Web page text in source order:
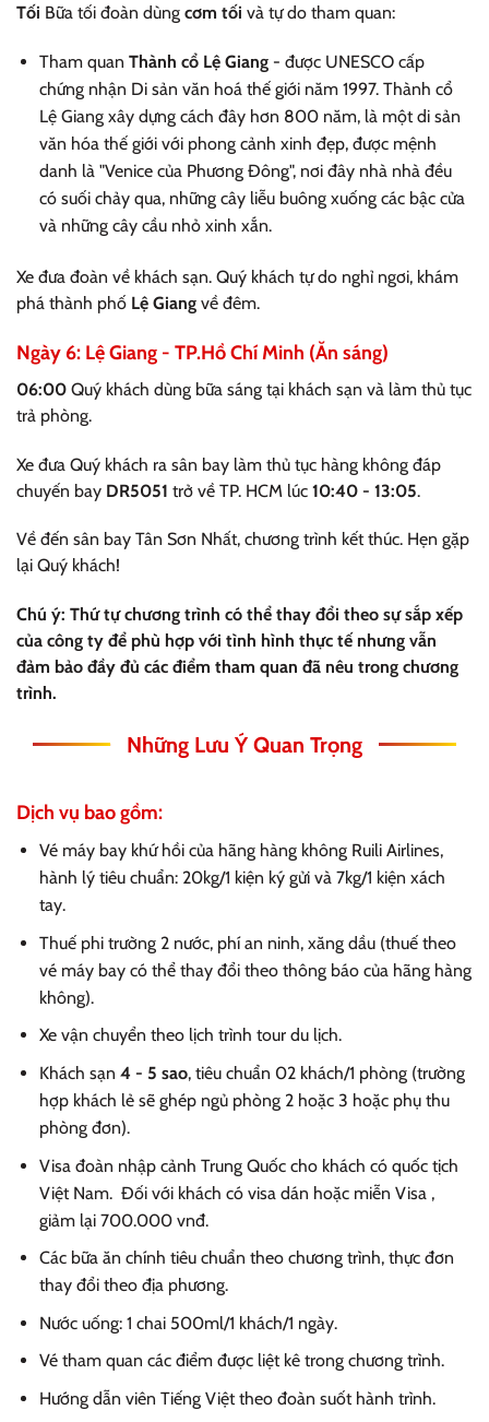
Tối Bữa tối đoàn dùng cơm tối và tự do tham quan:
Tham quan Thành cổ Lệ Giang- được UNESCO cấp
chứng nhận Di sản văn hoá thế giới năm 1997. Thành cổ
Lệ Giang xây dựng cách đây hơn 800 năm, là một di sản
văn hóa thế giới với phong cảnh xinh đẹp, được mệnh
danh là "Venice của Phương Đông", nơi đây nhà nhà đều
có suối chảy qua, những cây liễu buông xuống các bậc cửa
và những cây cầu nhỏ xinh xắn.
Xe đưa đoàn về khách sạn. Quý khách tự do nghỉ ngơi, khám
phá thành phố Lệ Giang về đêm.
Ngày 6: Lệ Giang - TP.Hồ Chí Minh (Ăn sáng)
06:00 Quý khách dùng bữa sáng tại khách sạn và làm thủ tục
trả phòng.
Xe đưa Quý khách ra sân bay làm thủ tục hàng không đáp
chuyến bay DR5051 trở về TP. HCM lúc 10:40 - 13:05.
Về đến sân bay Tân Sơn Nhất, chương trình kết thúc. Hẹn gặp
lại Quý khách!
Chú ý: Thứ tự chương trình có thể thay đổi theo sự sắp xếp
của công ty để phù hợp với tình hình thực tế nhưng vẫn
đảm bảo đầy đủ các điểm tham quan đã nêu trong chương
trình.
Những Lưu Ý Quan Trọng
Dịch vụ bao gồm:
Vé máy bay khứ hồi của hãng hàng không Ruili Airlines,
hành lý tiêu chuẩn: 20kg/1 kiện ký gửi và 7kg/1 kiện xách
tay.
Thuế phi trường 2 nước, phí an ninh, xăng dầu (thuế theo
vé máy bay có thể thay đổi theo thông báo của hãng hàng
không).
Xe vận chuyển theo lịch trình tour du lịch.
Khách sạn 4 - 5 sao, tiêu chuẩn 02 khách/1 phòng (trường
hợp khách lẻ sẽ ghép ngủ phòng 2 hoặc 3 hoặc phụ thu
phòng đơn).
Visa đoàn nhập cảnh Trung Quốc cho khách có quốc tịch
Việt Nam. Đối với khách có visa dán hoặc miễn Visa ,
giảm lại 700.000 vnđ.
Các bữa ăn chính tiêu chuẩn theo chương trình, thực đơn
thay đổi theo địa phương.
Nước uống: 1 chai 500ml/1 khách/1 ngày.
Vé tham quan các điểm được liệt kê trong chương trình.
Hướng dẫn viên Tiếng Việt theo đoàn suốt hành trình.